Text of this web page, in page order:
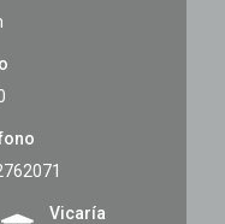
Vicaría